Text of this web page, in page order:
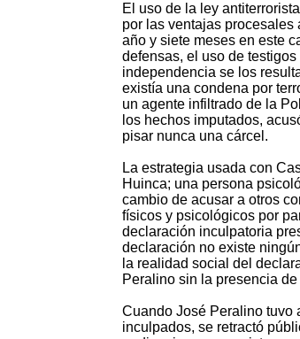
El uso de la ley
por las ventajas
año y siete meses en este
defensas, el uso de
independencia se los
existía una condena por
un agente infiltrado de la
los hechos imputados,
pisar nunca una cárcel.
La estrategia usada con
Huinca; una persona
cambio de acusar a otros
físicos y psicológicos por
declaración inculpatoria
declaración no existe
la realidad social del
Peralino sin la presencia
Cuando José Peralino tuvo
inculpados, se retractó